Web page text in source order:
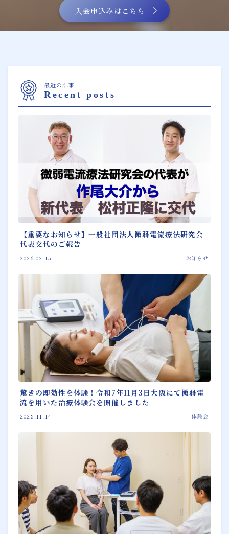
入会申込みはこちら
最近の記事
Recent posts
【重要なお知らせ】一般社団法人微弱電流療法研究会
代表交代のご報告
2026.03.15 お知らせ
驚きの即効性を体験！令和7年11月3日大阪にて微弱電
流を用いた治療体験会を開催しました
2025.11.14 体験会